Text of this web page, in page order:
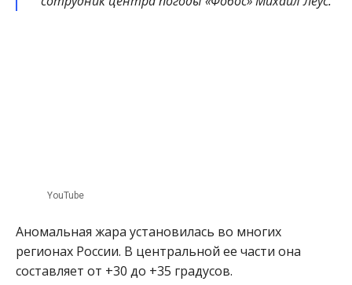
YouTube
Аномальная жара установилась во многих
регионах России. В центральной ее части она
составляет от +30 до +35 градусов.